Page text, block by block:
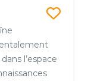
l’espace